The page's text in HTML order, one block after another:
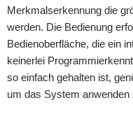
Merkmalserkennung die
werden. Die Bedienung
Bedienoberfläche, die ein
keinerlei
so einfach gehalten ist,
um das System anwenden